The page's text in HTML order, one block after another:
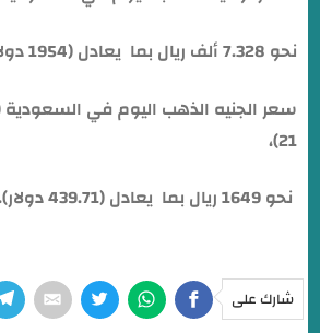
نحو 7.328 ألف ريال بما يعادل (1954 دولارا).
21)،
نحو 1649 ريال بما يعادل (439.71 دولار).
شارك على